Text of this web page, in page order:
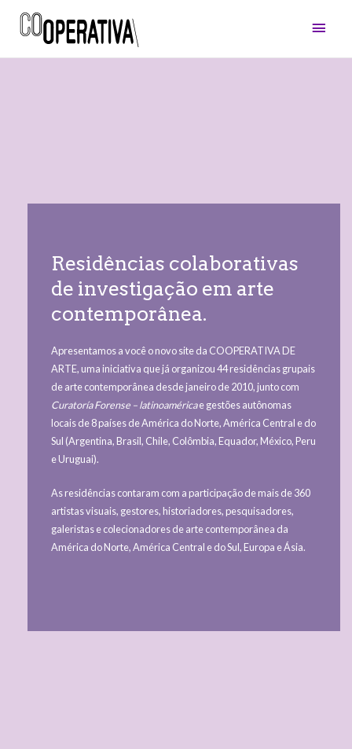
Main
Residências colaborativas
de investigação em arte
contemporânea.
Apresentamos a você o novo site da COOPERATIVA DE
ARTE, uma iniciativa que já organizou 44 residências grupais
de arte contemporânea desde janeiro de 2010, junto com
Curatoría Forense – latinoaméricae gestões autônomas
locais de 8 países de América do Norte, América Central e do
Sul (Argentina, Brasil, Chile, Colômbia, Equador, México, Peru
e Uruguai).
As residências contaram com a participação de mais de 360
artistas visuais, gestores, historiadores, pesquisadores,
galeristas e colecionadores de arte contemporânea da
América do Norte, América Central e do Sul, Europa e Ásia.